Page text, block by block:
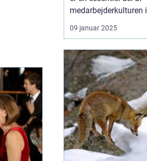
medarbejderkulturen i
mange virksomheder.
Med en stigning i
unikke venues er
Sjælland blevet ...
09 januar 2025